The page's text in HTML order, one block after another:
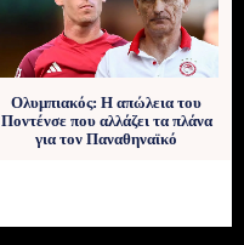
Ολυμπιακός: Η απώλεια του
Ποντένσε που αλλάζει τα πλάνα
για τον Παναθηναϊκό